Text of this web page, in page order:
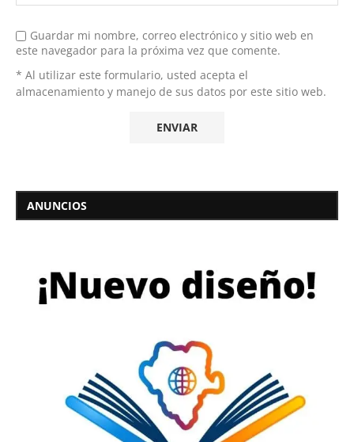
Guardar mi nombre, correo electrónico y sitio web en
este navegador para la próxima vez que comente.
* Al utilizar este formulario, usted acepta el
almacenamiento y manejo de sus datos por este sitio web.
ANUNCIOS